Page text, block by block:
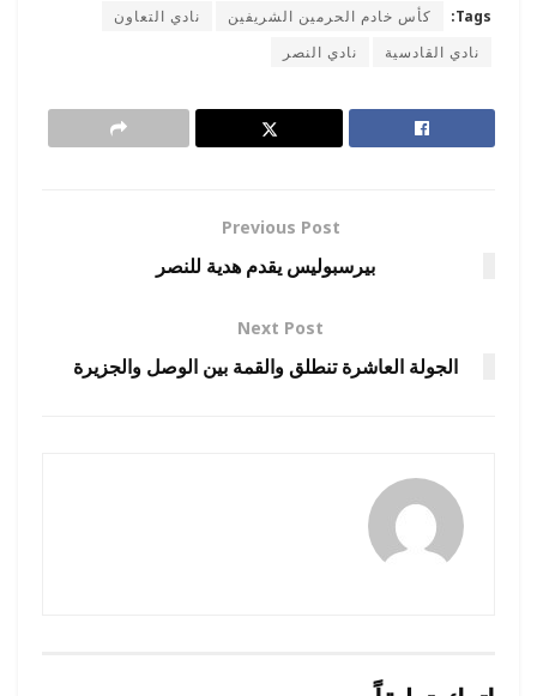
Tags: كأس خادم الحرمين الشريفين
نادي التعاون
نادي القادسية
نادي النصر
Previous Post
بيرسبوليس يقدم هدية للنصر
Next Post
الجولة العاشرة تنطلق والقمة بين الوصل والجزيرة